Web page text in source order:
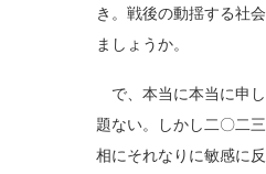
き。戦後の動揺する社
ましょうか。
で、本当に本当に申
題ない。しかし二〇二
相にそれなりに敏感に